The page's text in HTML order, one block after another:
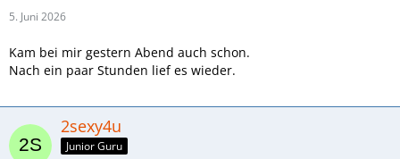
5. Juni 2026
Kam bei mir gestern Abend auch schon.
Nach ein paar Stunden lief es wieder.
2sexy4u
Junior Guru